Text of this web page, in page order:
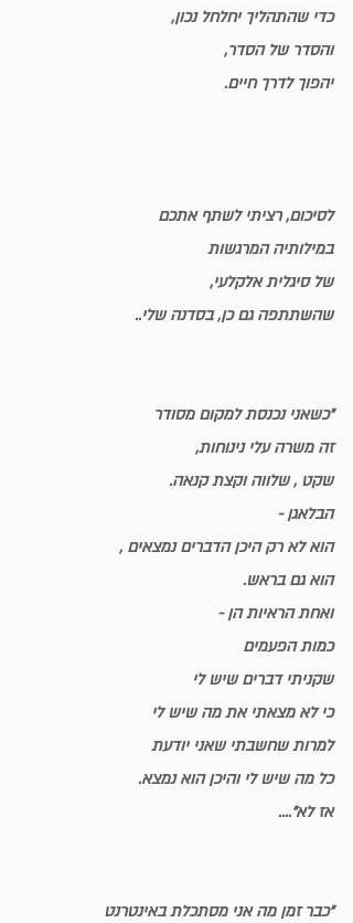
כדי שהתהליך יחלחל נכון,
והסדר של הסדר,
יהפוך לדרך חיים.
לסיכום, רציתי לשתף אתכם
במילותיה המרגשות
של סיגלית אלקלעי,
שהשתתפה גם כן, בסדנה שלי..
"כשאני נכנסת למקום מסודר
זה משרה עלי נינוחות,
שקט , שלווה וקצת קנאה.
הבלאגן -
הוא לא רק היכן הדברים נמצאים ,
הוא גם בראש.
ואחת הראיות הן -
כמות הפעמים
שקניתי דברים שיש לי
כי לא מצאתי את מה שיש לי
למרות שחשבתי שאני יודעת
כל מה שיש לי והיכן הוא נמצא.
אז לא"....
"כבר זמן מה אני מסתכלת באינטרנט